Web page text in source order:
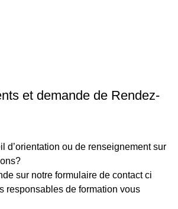
et demande de Rendez-
d’orientation ou de renseignement sur
sur notre formulaire de contact ci
responsables de formation vous